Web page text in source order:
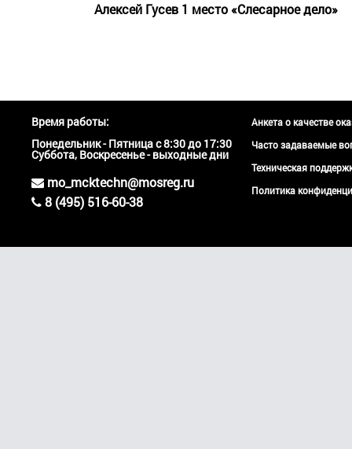
Алексей Гусев 1 место «Слесарное дело»
Время работы:
Понедельник - Пятница с 8:30 до 17:30
Суббота, Воскресенье - выходные дни
mo_mcktechn@mosreg.ru
8 (495) 516-60-38
Анкета о качестве
Часто задаваемые
Техническая
Политика